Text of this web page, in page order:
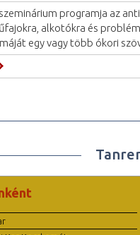
programja az
alkotókra és
egy vagy több ókori